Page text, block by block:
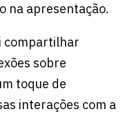
na apresentação.
compartilhar
sobre
toque de
interações com a